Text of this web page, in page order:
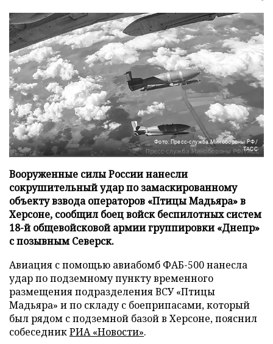
Фото: Пресс-служба Минобороны РФ/
ТАСС
Вооруженные силы России нанесли
сокрушительный удар по замаскированному
объекту взвода операторов «Птицы Мадьяра» в
Херсоне, сообщил боец войск беспилотных систем
18-й общевойсковой армии группировки «Днепр»
с позывным Северск.
Авиация с помощью авиабомб ФАБ-500 нанесла
удар по подземному пункту временного
размещения подразделения ВСУ «Птицы
Мадьяра» и по складу с боеприпасами, который
был рядом с подземной базой в Херсоне, пояснил
собеседникРИА «Новости».